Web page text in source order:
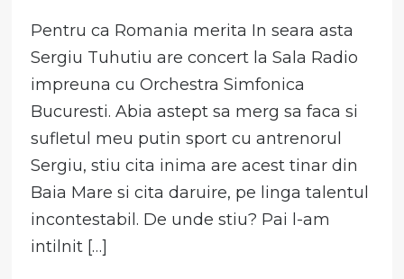
Pentru ca Romania merita In seara asta
Sergiu Tuhutiu are concert la Sala Radio
impreuna cu Orchestra Simfonica
Bucuresti. Abia astept sa merg sa faca si
sufletul meu putin sport cu antrenorul
Sergiu, stiu cita inima are acest tinar din
Baia Mare si cita daruire, pe linga talentul
incontestabil. De unde stiu? Pai l-am
intilnit […]